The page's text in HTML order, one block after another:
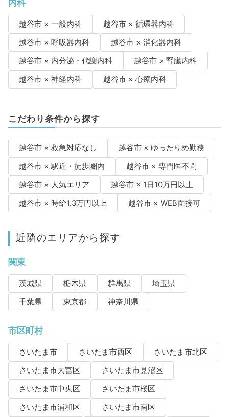
内科
越谷市 × 一般内科
越谷市 × 循環器内科
越谷市 × 呼吸器内科
越谷市 × 消化器内科
越谷市 × 内分泌・代謝内科
越谷市 × 腎臓内科
越谷市 × 神経内科
越谷市 × 心療内科
こだわり条件から探す
越谷市 × 救急対応なし
越谷市 × ゆったりめ勤務
越谷市 × 駅近・徒歩圏内
越谷市 × 専門医不問
越谷市 × 人気エリア
越谷市 × 1日10万円以上
越谷市 × 時給1.3万円以上
越谷市 × WEB面接可
近隣のエリアから探す
関東
茨城県 栃木県 群馬県
埼玉県
千葉県
東京都 神奈川県
市区町村
さいたま市 さいたま市西区
さいたま市北区
さいたま市大宮区
さいたま市見沼区
さいたま市中央区
さいたま市桜区
さいたま市浦和区
さいたま市南区